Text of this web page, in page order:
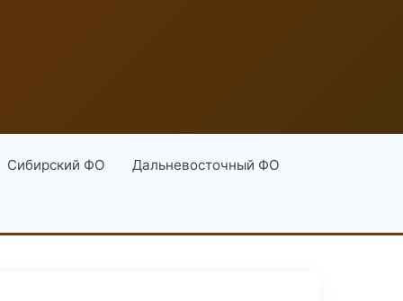
Сибирский ФО Дальневосточный ФО